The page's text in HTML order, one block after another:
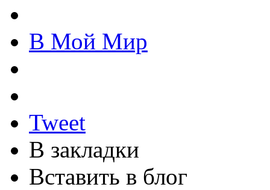
В Мой Мир
Tweet
В закладки
Вставить в блог